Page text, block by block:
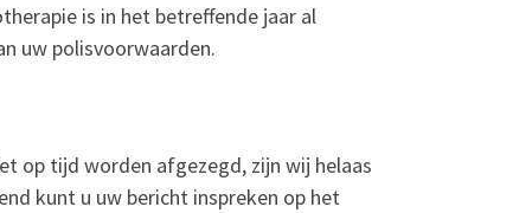
is in het betreffende jaar al
uw polisvoorwaarden.
op tijd worden afgezegd, zijn wij helaas
kunt u uw bericht inspreken op het